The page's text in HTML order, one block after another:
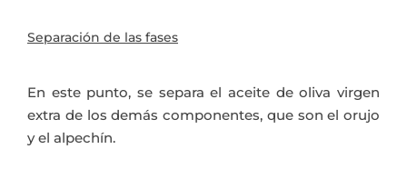
Separación de las fases
En este punto, se separa el aceite de oliva virgen
extra de los demás componentes, que son el orujo
y el alpechín.